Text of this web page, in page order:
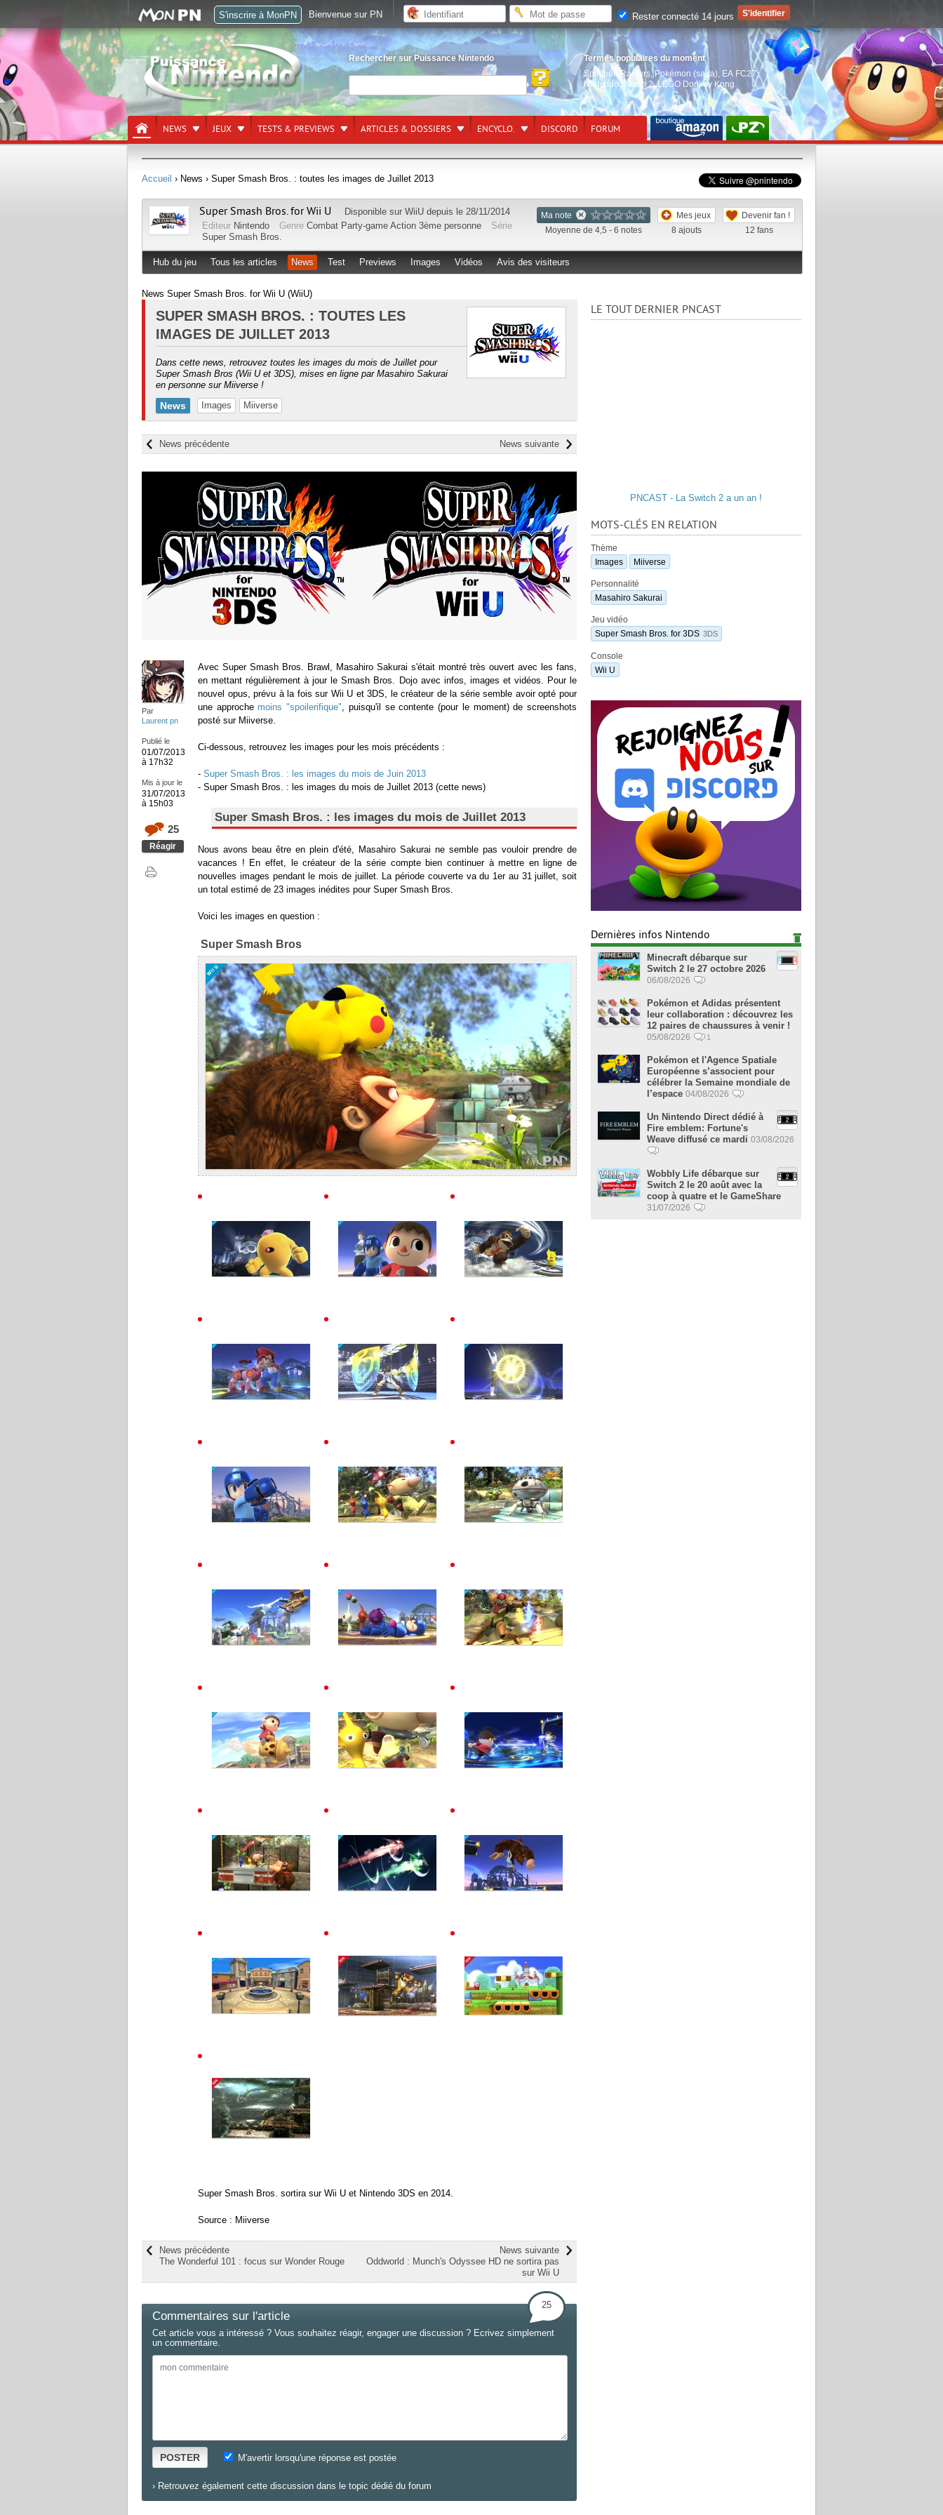
Rechercher sur Puissance Nintendo
Termes populaires du moment
Splatoon Raiders, Pokémon (saga) EA FC27,
Nintendo Switch 2,LEGO Donkey Kong
NEWS JEUX TESTS & PREVIEWS ARTICLES & DOSSIERS ENCYCLO. DISCORD FORUM
Accueil › News › Super Smash Bros. : toutes les images de Juillet 2013
Ma note
Moyenne de 4,5 - 6 notes
Mes jeux
8 ajouts
Devenir fan !
12 fans
Super Smash Bros. for Wii U Disponible sur WiiU depuis le 28/11/2014
Editeur Nintendo Genre Combat Party-game Action 3ème personne
Série
Super Smash Bros.
Hub du jeu Tous les articles News Test Previews Images Vidéos Avis des visiteurs
News Super Smash Bros. for Wii U (WiiU)
SUPER SMASH BROS. : TOUTES LES
IMAGES DE JUILLET 2013
Dans cette news, retrouvez toutes les images du mois de Juillet pour
Super Smash Bros (Wii U et 3DS), mises en ligne par Masahiro Sakurai
en personne sur Miiverse !
News Images Miiverse
News suivante
News précédente
Par
Laurent pn
Publié le
01/07/2013
à 17h32
Mis à jour le
31/07/2013
à 15h03
25
Réagir
Avec Super Smash Bros. Brawl, Masahiro Sakurai s'était montré très ouvert avec les fans,
en mettant régulièrement à jour le Smash Bros. Dojo avec infos, images et vidéos. Pour le
nouvel opus, prévu à la fois sur Wii U et 3DS, le créateur de la série semble avoir opté pour
une approche moins "spoilerifique", puisqu'il se contente (pour le moment) de screenshots
posté sur Miiverse.
Ci-dessous, retrouvez les images pour les mois précédents :
- Super Smash Bros. : les images du mois de Juin 2013
- Super Smash Bros. : les images du mois de Juillet 2013 (cette news)
Super Smash Bros. : les images du mois de Juillet 2013
Nous avons beau être en plein d'été, Masahiro Sakurai ne semble pas vouloir prendre de
vacances ! En effet, le créateur de la série compte bien continuer à mettre en ligne de
nouvelles images pendant le mois de juillet. La période couverte va du 1er au 31 juillet, soit
un total estimé de 23 images inédites pour Super Smash Bros.
Voici les images en question :
Super Smash Bros
Super Smash Bros. sortira sur Wii U et Nintendo 3DS en 2014.
Source : Miiverse
News suivante
Oddworld : Munch's Odyssee HD ne sortira pas
sur Wii U
News précédente
The Wonderful 101 : focus sur Wonder Rouge
Commentaires sur l'article
25
Cet article vous a intéressé ? Vous souhaitez réagir, engager une discussion ? Ecrivez simplement
un commentaire.
POSTER M'avertir lorsqu'une réponse est postée
› Retrouvez également cette discussion dans le topic dédié du forum
LE TOUT DERNIER PNCAST
PNCAST - La Switch 2 a un an !
MOTS-CLÉS EN RELATION
Thème
Images
Miiverse
Personnalité
Masahiro Sakurai
Jeu vidéo
Super Smash Bros. for 3DS 3DS
Console
Wii U
Dernières infos Nintendo
Minecraft débarque sur
Switch 2 le 27 octobre 2026
06/08/2026
Pokémon et Adidas présentent
leur collaboration : découvrez les
12 paires de chaussures à venir !
05/08/2026 1
Pokémon et l'Agence Spatiale
Européenne s’associent pour
célébrer la Semaine mondiale de
l’espace 04/08/2026
Un Nintendo Direct dédié à
Fire emblem: Fortune's
Weave diffusé ce mardi 03/08/2026
Wobbly Life débarque sur
Switch 2 le 20 août avec la
coop à quatre et le GameShare
31/07/2026
S'inscrire à MonPN Bienvenue sur PN Rester connecté 14 jours